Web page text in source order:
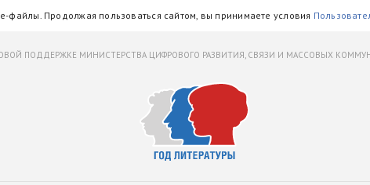
файлы. Продолжая пользоваться сайтом, вы принимаете условия
ПОДДЕРЖКЕ МИНИСТЕРСТВА ЦИФРОВОГО РАЗВИТИЯ, СВЯЗИ И МАССОВЫХ